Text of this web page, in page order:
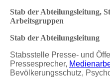
Stab der Abteilungsleitung,
Arbeitsgruppen
Stab der Abteilungsleitung
Stabsstelle Presse- und
Pressesprecher,
Bevölkerungsschutz,